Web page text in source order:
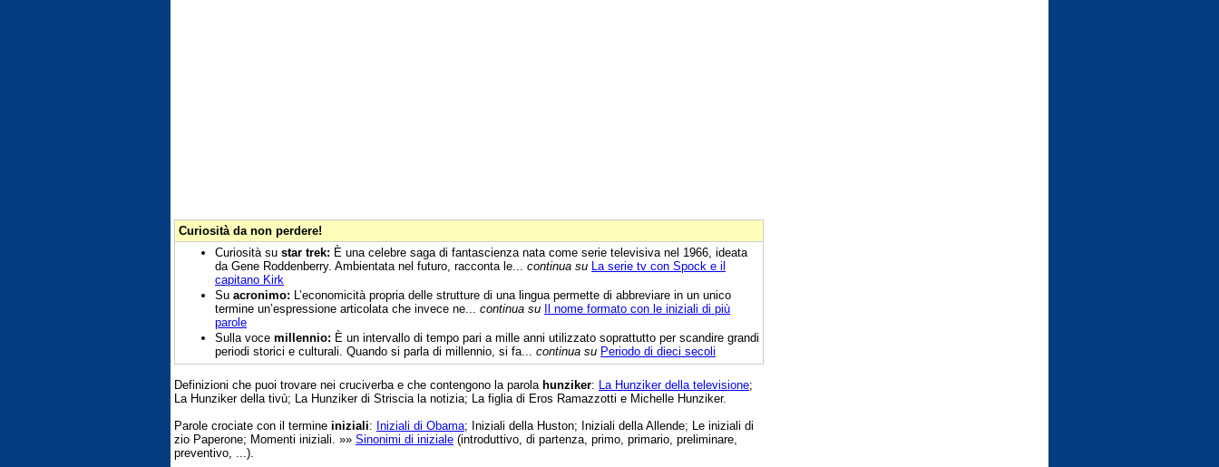
Curiosità da non perdere!
Curiosità su star trek: È una celebre saga di fantascienza nata come serie televisiva nel 1966, ideata
da Gene Roddenberry. Ambientata nel futuro, racconta le... continua su La serie tv con Spock e il
capitano Kirk
Su acronimo: L’economicità propria delle strutture di una lingua permette di abbreviare in un unico
termine un’espressione articolata che invece ne... continua su Il nome formato con le iniziali di più
parole
Sulla voce millennio: È un intervallo di tempo pari a mille anni utilizzato soprattutto per scandire grandi
periodi storici e culturali. Quando si parla di millennio, si fa... continua su Periodo di dieci secoli
Definizioni che puoi trovare nei cruciverba e che contengono la parola hunziker: La Hunziker della televisione;
La Hunziker della tivù; La Hunziker di Striscia la notizia; La figlia di Eros Ramazzotti e Michelle Hunziker.
Parole crociate con il termine iniziali: Iniziali di Obama; Iniziali della Huston; Iniziali della Allende; Le iniziali di
zio Paperone; Momenti iniziali. »» Sinonimi di iniziale (introduttivo, di partenza, primo, primario, preliminare,
preventivo, ...).